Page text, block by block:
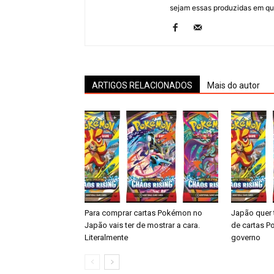
sejam essas produzidas em
ARTIGOS RELACIONADOS Mais do autor
Para comprar cartas Pokémon no
Japão vais ter de mostrar a cara.
Literalmente
Japão quer
de cartas
governo